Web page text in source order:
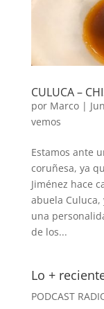
CULUCA –
por Marco|
vemos
Estamos ante
coruñesa, ya
Jiménez hace
abuela
una
de los...
Lo +
PODCAST